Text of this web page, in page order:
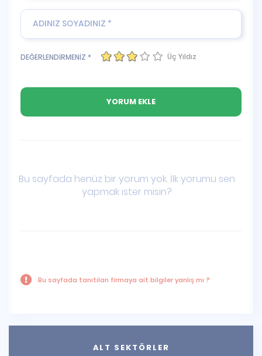
DEĞERLENDİRMENİZ * Üç Yıldız
Bu sayfada henüz bir yorum yok. İlk yorumu sen
yapmak ister misin?
Bu sayfada tanıtılan firmaya ait bilgiler yanlış mı ?
ALT SEKTÖRLER